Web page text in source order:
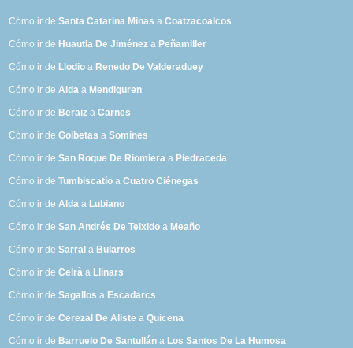
Cómo ir deSanta Catarina Minas aCoatzacoalcos
Cómo ir de Huautla De Jiménez a Peñamiller
Cómo ir de Llodio a Renedo De Valderaduey
Cómo ir deAlda a Mendiguren
Cómo ir de Beraiz aCarnes
Cómo ir deGoibetas aSomines
Cómo ir deSan Roque De Riomiera a Piedraceda
Cómo ir deTumbiscatío aCuatro Ciénegas
Cómo ir deAlda a Lubiano
Cómo ir deSan Andrés De Teixido a Meaño
Cómo ir deSarral a Bularros
Cómo ir deCelrà a Llinars
Cómo ir deSagallos a Escadarcs
Cómo ir deCerezal De Aliste aQuicena
Cómo ir de Barruelo De Santullán a Los Santos De La Humosa